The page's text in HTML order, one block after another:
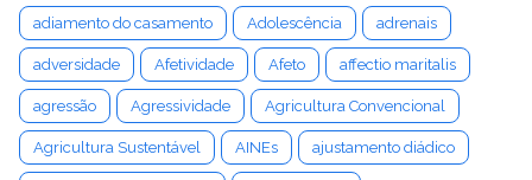
adiamento do casamento Adolescência adrenais
adversidade Afetividade Afeto affectio maritalis
agressão Agressividade Agricultura Convencional
Agricultura Sustentável AINEs ajustamento diádico